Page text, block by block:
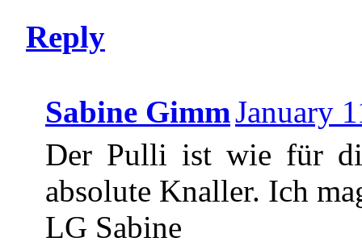
Reply
Sabine GimmJanuary
Der Pulli ist wie für
absolute Knaller. Ich
LG Sabine